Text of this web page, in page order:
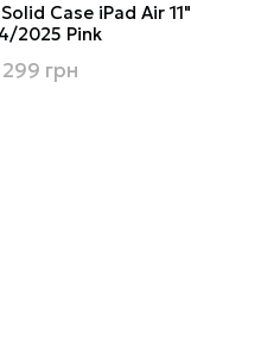
Case iPad Air 11"
2025 Pink
299 грн